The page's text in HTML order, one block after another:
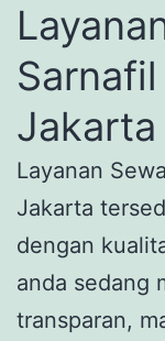
Jakarta
Layanan
Jakarta
dengan
anda sedang
transparan,